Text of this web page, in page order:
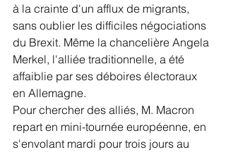
à la crainte d'un afflux de migrants,
sans oublier les difficiles négociations
du Brexit. Même la chancelière Angela
Merkel, l'alliée traditionnelle, a été
affaiblie par ses déboires électoraux
en Allemagne.
Pour chercher des alliés, M. Macron
repart en mini-tournée européenne, en
s'envolant mardi pour trois jours au